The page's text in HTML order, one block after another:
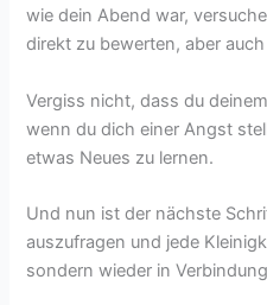
wie dein Abend war,
direkt zu bewerten, aber
Vergiss nicht, dass du
wenn du dich einer Angst
etwas Neues zu lernen.
Und nun ist der nächste
auszufragen und jede
sondern wieder in